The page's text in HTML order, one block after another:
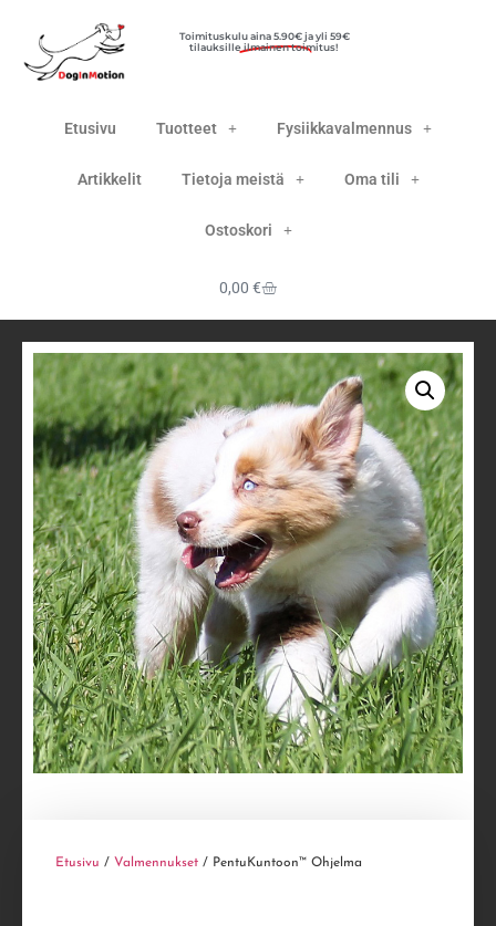
Toimituskulu aina 5.90€ ja yli 59€
tilauksille ilmainen toimitus!
Etusivu Tuotteet Fysiikkavalmennus
Artikkelit Tietoja meistä Oma tili
Ostoskori
0,00 €
Etusivu / Valmennukset / PentuKuntoon™ Ohjelma